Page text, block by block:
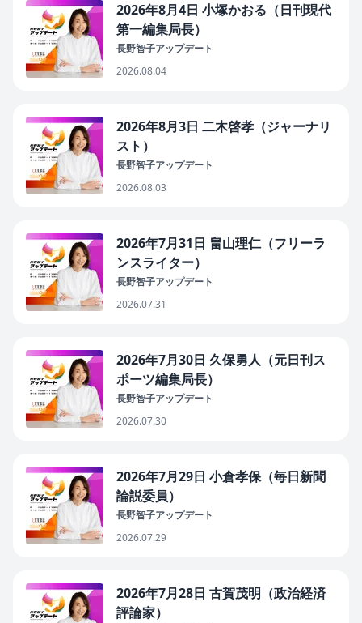
2026年8月4日 小塚かおる（日刊現代
第一編集局長）
長野智子アップデート
2026.08.04
2026年8月3日 二木啓孝（ジャーナリ
スト）
長野智子アップデート
2026.08.03
2026年7月31日 畠山理仁（フリーラ
ンスライター）
長野智子アップデート
2026.07.31
2026年7月30日 久保勇人（元日刊ス
ポーツ編集局長）
長野智子アップデート
2026.07.30
2026年7月29日 小倉孝保（毎日新聞
論説委員）
長野智子アップデート
2026.07.29
2026年7月28日 古賀茂明（政治経済
評論家）